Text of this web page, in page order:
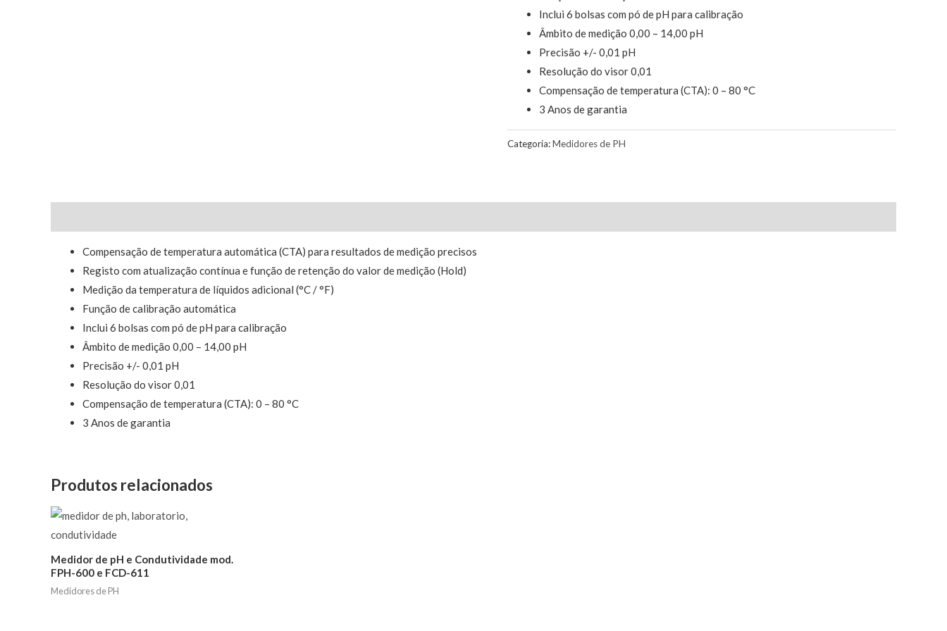
Inclui 6 bolsas com pó de pH para calibração
Âmbito de medição 0,00 – 14,00 pH
Precisão +/- 0,01 pH
Resolução do visor 0,01
Compensação de temperatura (CTA): 0 – 80 °C
3 Anos de garantia
Categoria:Medidores de PH
Compensação de temperatura automática (CTA) para resultados de medição precisos
Registo com atualização contínua e função de retenção do valor de medição (Hold)
Medição da temperatura de líquidos adicional (°C / °F)
Função de calibração automática
Inclui 6 bolsas com pó de pH para calibração
Âmbito de medição 0,00 – 14,00 pH
Precisão +/- 0,01 pH
Resolução do visor 0,01
Compensação de temperatura (CTA): 0 – 80 °C
3 Anos de garantia
Produtos relacionados
Medidor de pH e Condutividade mod.
FPH-600 e FCD-611
Medidores de PH